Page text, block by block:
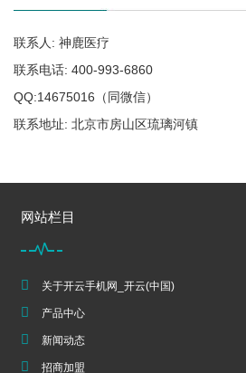
联系人: 神鹿医疗
联系电话: 400-993-6860
QQ:14675016（同微信）
联系地址: 北京市房山区琉璃河镇
网站栏目
关于开云手机网_开云(中国)
产品中心
新闻动态
招商加盟